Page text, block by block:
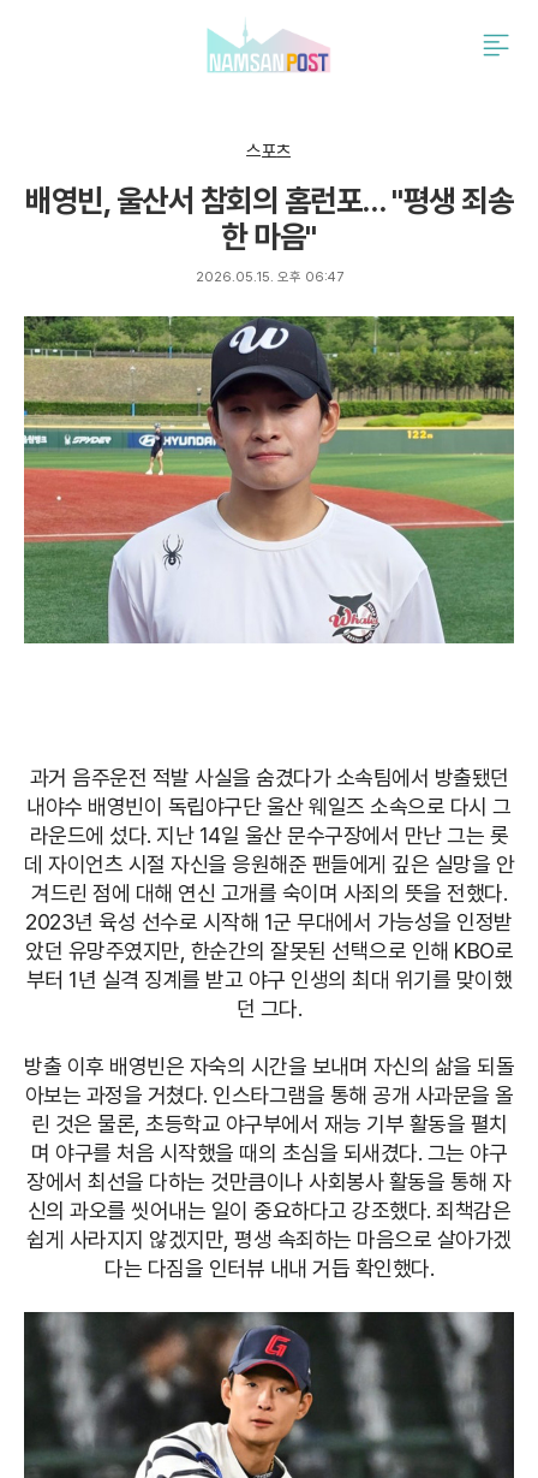
주
뉴
펼
스포츠
배영빈, 울산서 참회의 홈런포… "평생 죄송
한 마음"
2026.05.15. 오후 06:47
과거 음주운전 적발 사실을 숨겼다가 소속팀에서 방출됐던
내야수 배영빈이 독립야구단 울산 웨일즈 소속으로 다시 그
라운드에 섰다. 지난 14일 울산 문수구장에서 만난 그는 롯
데 자이언츠 시절 자신을 응원해준 팬들에게 깊은 실망을 안
겨드린 점에 대해 연신 고개를 숙이며 사죄의 뜻을 전했다.
2023년 육성 선수로 시작해 1군 무대에서 가능성을 인정받
았던 유망주였지만, 한순간의 잘못된 선택으로 인해 KBO로
부터 1년 실격 징계를 받고 야구 인생의 최대 위기를 맞이했
던 그다.
방출 이후 배영빈은 자숙의 시간을 보내며 자신의 삶을 되돌
아보는 과정을 거쳤다. 인스타그램을 통해 공개 사과문을 올
린 것은 물론, 초등학교 야구부에서 재능 기부 활동을 펼치
며 야구를 처음 시작했을 때의 초심을 되새겼다. 그는 야구
장에서 최선을 다하는 것만큼이나 사회봉사 활동을 통해 자
신의 과오를 씻어내는 일이 중요하다고 강조했다. 죄책감은
쉽게 사라지지 않겠지만, 평생 속죄하는 마음으로 살아가겠
다는 다짐을 인터뷰 내내 거듭 확인했다.